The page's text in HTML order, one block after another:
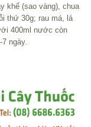
khế (sao vàng), chua
thứ 30g; rau má, lá
400ml nước còn
ngày.